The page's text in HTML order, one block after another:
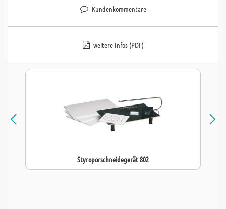
Kundenkommentare
weitere Infos (PDF)
Styroporschneidegerät 802